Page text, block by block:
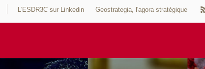
L'ESDR3C sur Linkedin Geostrategia, l'agora stratégique